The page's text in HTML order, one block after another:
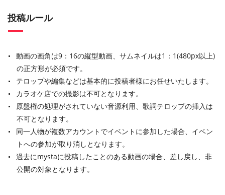
投稿ルール
動画の画角は9：16の縦型動画、サムネイルは1：1(480px以上)
の正方形が必須です。
テロップや編集などは基本的に投稿者様にお任せいたします。
カラオケ店での撮影は不可となります。
原盤権の処理がされていない音源利用、歌詞テロップの挿入は
不可となります。
同一人物が複数アカウントでイベントに参加した場合、イベン
トへの参加が取り消しとなります。
過去にmystaに投稿したことのある動画の場合、差し戻し、非
公開の対象となります。